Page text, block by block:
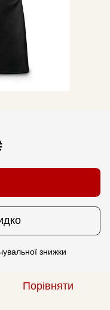
знижки
Порівняти